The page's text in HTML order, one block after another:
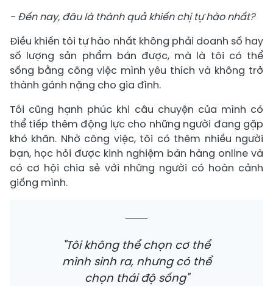
- Đến nay, đâu là thành quả khiến chị tự hào nhất?
Điều khiến tôi tự hào nhất không phải doanh số hay
số lượng sản phẩm bán được, mà là tôi có thể
sống bằng công việc mình yêu thích và không trở
thành gánh nặng cho gia đình.
Tôi cũng hạnh phúc khi câu chuyện của mình có
thể tiếp thêm động lực cho những người đang gặp
khó khăn. Nhờ công việc, tôi có thêm nhiều người
bạn, học hỏi được kinh nghiệm bán hàng online và
có cơ hội chia sẻ với những người có hoàn cảnh
giống mình.
"Tôi không thể chọn cơ thể
mình sinh ra, nhưng có thể
chọn thái độ sống"